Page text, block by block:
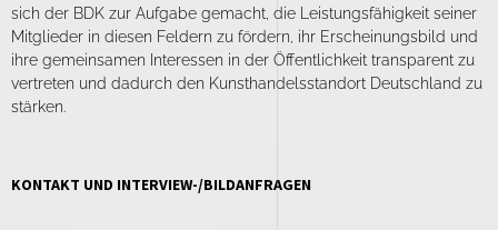
sich der BDK zur Aufgabe gemacht, die Leistungsfähigkeit seiner
Mitglieder in diesen Feldern zu fördern, ihr Erscheinungsbild und
ihre gemeinsamen Interessen in der Öffentlichkeit transparent zu
vertreten und dadurch den Kunsthandelsstandort Deutschland zu
stärken.
KONTAKT UND INTERVIEW-/BILDANFRAGEN